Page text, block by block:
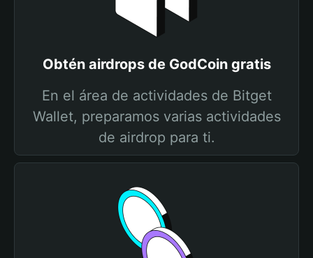
Obtén airdrops de GodCoin gratis
En el área de actividades de Bitget
Wallet, preparamos varias actividades
de airdrop para ti.